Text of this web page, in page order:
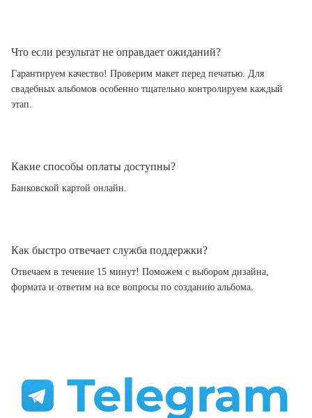
Что если результат не оправдает ожиданий?
Гарантируем качество! Проверим макет перед печатью. Для
свадебных альбомов особенно тщательно контролируем каждый
этап.
Какие способы оплаты доступны?
Банковской картой онлайн.
Как быстро отвечает служба поддержки?
Отвечаем в течение 15 минут! Поможем с выбором дизайна,
формата и ответим на все вопросы по созданию альбома.